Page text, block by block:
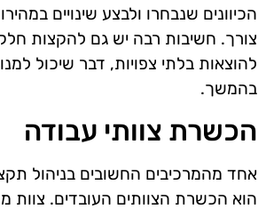
הכיוונים שנבחרו ולבצע שינויים
צורך. חשיבות רבה יש גם להקצות
להוצאות בלתי צפויות, דבר שיכול
בהמשך.
הכשרת צוותי עבודה
אחד מהמרכיבים החשובים בניהול
הוא הכשרת הצוותים העובדים. צוות